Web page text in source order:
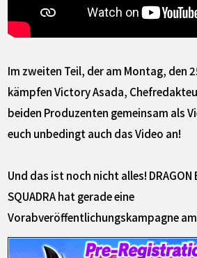
Im zweiten Teil, der am Montag, den
kämpfen Victory Asada,
beiden Produzenten gemeinsam als
euch unbedingt auch das Video an!
Und das ist noch nicht alles! DRAGON
SQUADRA hat gerade eine
Vorabveröffentlichungskampagne